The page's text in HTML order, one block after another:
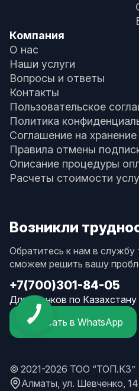
Компания
О нас
Наши услуги
Вопросы и ответы
Контакты
Пользовательское
Политика
Соглашение на
Правила отмены
Описание процедуры
Расчеты стоимости
Возникли
Обратитесь к нам в
сможем решить вашу
+7(700)301-84-05
Для звонков по Казахстану
Написать в WhatsApp
© 2021-2026 ТОО “ТОП.КЗ”
Алматы, ул. Шевченко,